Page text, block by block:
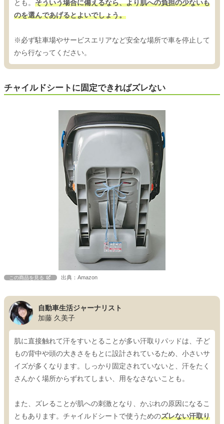
とも。 そういう場合に備えるなら、より肌への負担の少ないも
のを選んであげるとよいでしょう。
※必ず駐車場やサービスエリアなど安全な場所で車を停止して
から行なってください。
チャイルドシートに固定できればズレない
この商品を見る 出典：Amazon
自動車生活ジャーナリスト
加藤 久美子
肌に直接触れて汗をすいとることが多い汗取りパッドは、子ど
もの背中や頭の大きさをもとに設計されているため、小さいサ
イズが多くなります。しっかり固定されていないと、汗をたく
さんかく場所からずれてしまい、用をなさないことも。
また、ズレることが肌への刺激となり、かぶれの原因になるこ
ともあります。チャイルドシートで使うためのズレない汗取り